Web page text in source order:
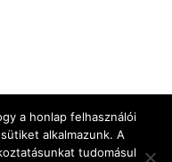
a honlap felhasználói
alkalmazunk. A
tudomásul